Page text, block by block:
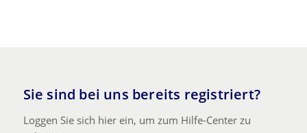
Sie sind bei uns bereits registriert?
Loggen Sie sich hier ein, um zum Hilfe-Center zu